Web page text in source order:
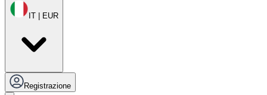
IT | EUR
Registrazione